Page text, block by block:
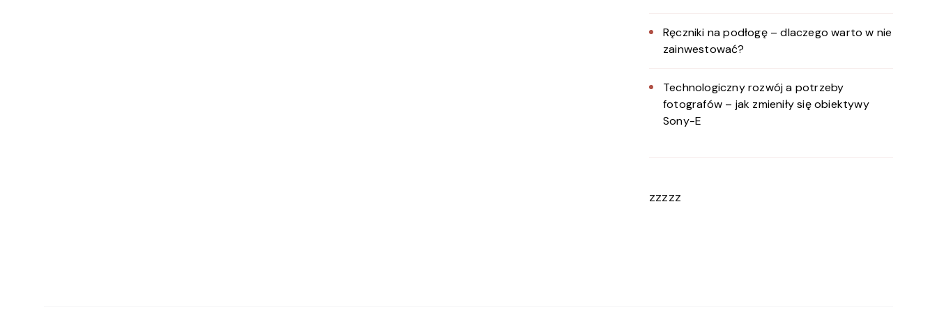
Ręczniki na podłogę – dlaczego warto w nie
zainwestować?
Technologiczny rozwój a potrzeby
fotografów – jak zmieniły się obiektywy
Sony-E
zzzzz